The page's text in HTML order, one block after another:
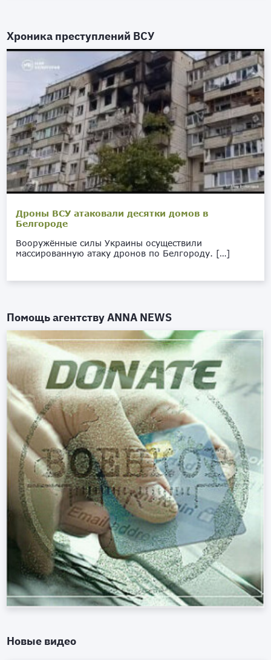
Хроника преступлений ВСУ
Дроны ВСУ атаковали десятки домов в
Белгороде
Вооружённые силы Украины осуществили
массированную атаку дронов по Белгороду. […]
Помощь агентствуANNA NEWS
Новые видео